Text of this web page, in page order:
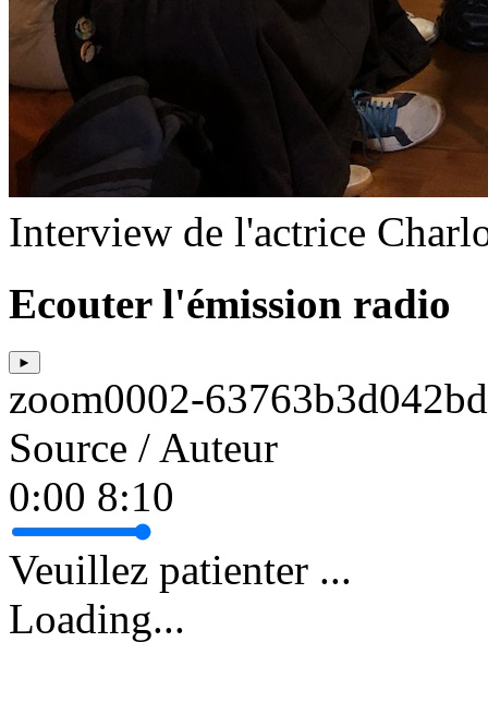
Interview de l'actrice
Ecouter l'émission radio
►
zoom0002-
Source / Auteur
0:00 8:10
Veuillez patienter ...
Loading...